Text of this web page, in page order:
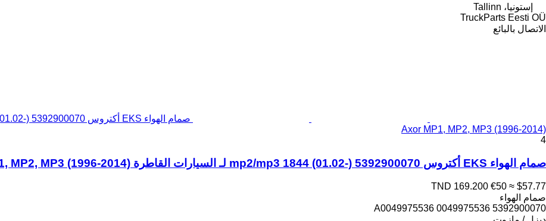
إستونيا، Tallinn
TruckParts Eesti OÜ
الاتصال بالبائع
Axor MP1, MP2, MP3 (1996-2014)
4
صمام الهواء EKS أكتروس mp2/mp3 1844 (01.02-) 5392900070 لـ السيارات القاطرة Mercedes-Benz Actros, Axor MP1, MP2, MP3 (1996-2014)
TND 169.200 €50 ≈ $57.77
صمام الهواء
5392900070 A0049975536 0049975536